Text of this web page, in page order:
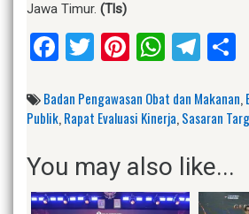
Jawa Timur. (Tls)
Facebook
Twitter
Pinterest
Badan Pengawasan Obat dan Makanan,
Publik,Rapat Evaluasi Kinerja,Sasaran
You may also like...